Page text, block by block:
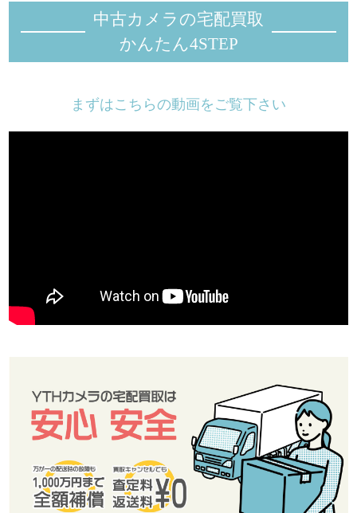
中古カメラの宅配買取
かんたん4STEP
まずはこちらの動画をご覧下さい